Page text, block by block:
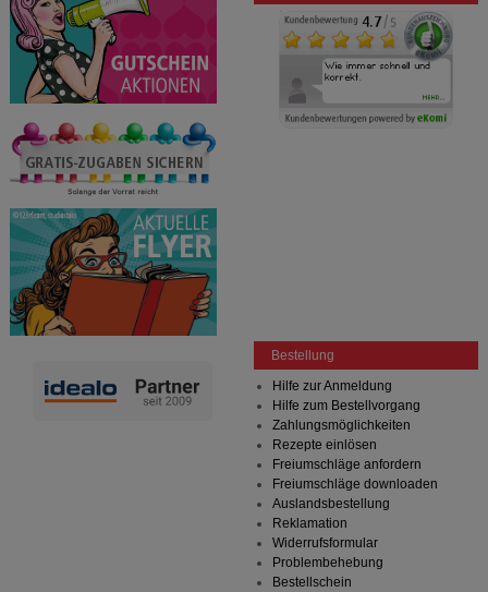
Bestellung
Hilfe zur Anmeldung
Hilfe zum Bestellvorgang
Zahlungsmöglichkeiten
Rezepte einlösen
Freiumschläge anfordern
Freiumschläge downloaden
Auslandsbestellung
Reklamation
Widerrufsformular
Problembehebung
Bestellschein